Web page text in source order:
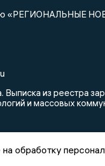
«РЕГИОНАЛЬНЫЕ
из реестра
и массовых
обработку